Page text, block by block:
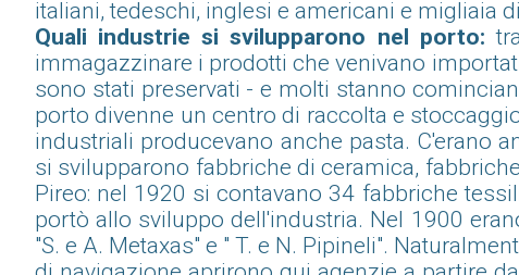
italiani, tedeschi, inglesi e americani e migliaia
Quali industrie si svilupparono nel porto:
immagazzinare i prodotti che venivano
sono stati preservati - e molti stanno
porto divenne un centro di raccolta e
industriali producevano anche pasta. C'erano
si svilupparono fabbriche di ceramica,
Pireo: nel 1920 si contavano 34 fabbriche
portò allo sviluppo dell'industria. Nel 1900
"S. e A. Metaxas" e " T. e N. Pipineli".